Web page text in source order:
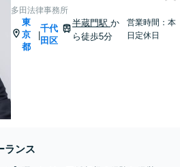
多田法律事務所
東
京
都
|
千代
田区
半蔵門駅か
ら徒歩5分
営業時間：本
日定休日
ランス